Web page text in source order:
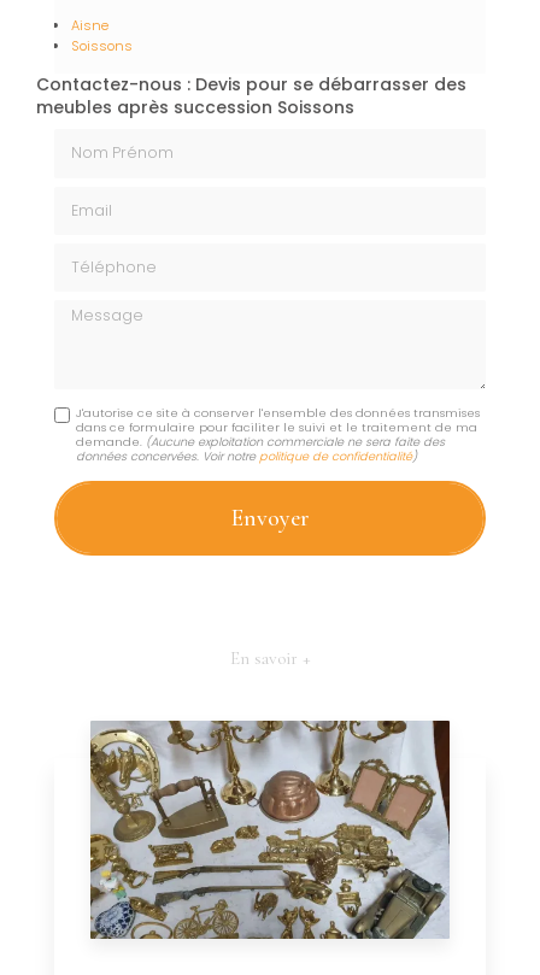
Aisne
Soissons
Contactez-nous : Devis pour se débarrasser des
meubles après succession Soissons
Message
J'autorise ce site à conserver l'ensemble des données transmises
dans ce formulaire pour faciliter le suivi et le traitement de ma
demande. (Aucune exploitation commerciale ne sera faite des
données concervées. Voir notrepolitique de confidentialité)
En savoir +